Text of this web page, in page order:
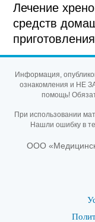
Лечение
средств
приготовления
Информация,
ознакомления и НЕ
помощь!
При использовании
Нашли ошибку в
ООО